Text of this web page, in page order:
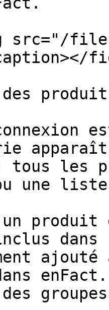
src="/files/
les
ou une
produit